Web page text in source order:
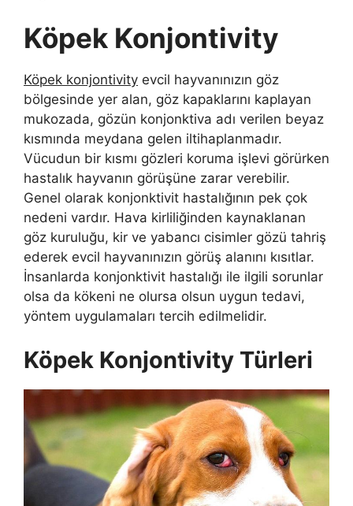
Köpek Konjontivity
Köpek konjontivity evcil hayvanınızın göz
bölgesinde yer alan, göz kapaklarını kaplayan
mukozada, gözün konjonktiva adı verilen beyaz
kısmında meydana gelen iltihaplanmadır.
Vücudun bir kısmı gözleri koruma işlevi görürken
hastalık hayvanın görüşüne zarar verebilir.
Genel olarak konjonktivit hastalığının pek çok
nedeni vardır. Hava kirliliğinden kaynaklanan
göz kuruluğu, kir ve yabancı cisimler gözü tahriş
ederek evcil hayvanınızın görüş alanını kısıtlar.
İnsanlarda konjonktivit hastalığı ile ilgili sorunlar
olsa da kökeni ne olursa olsun uygun tedavi,
yöntem uygulamaları tercih edilmelidir.
Köpek Konjontivity Türleri